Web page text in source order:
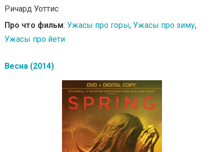
Ричард Уоттис
Про что фильм: Ужасы про горы, Ужасы про зиму,
Ужасы про йети
Весна (2014)